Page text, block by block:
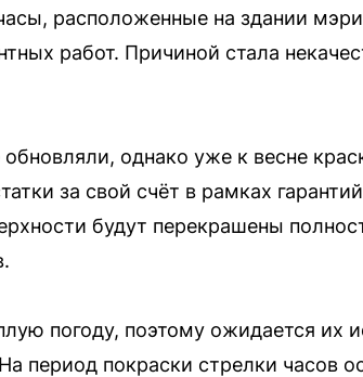
расположенные на здании
работ. Причиной стала
однако уже к весне
за свой счёт в рамках
будут перекрашены
погоду, поэтому ожидается их
период покраски стрелки часов